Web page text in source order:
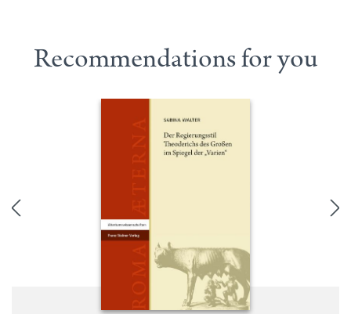
Recommendations for you